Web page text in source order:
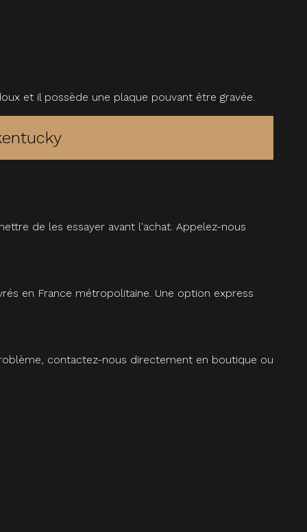
et il possède une plaque pouvant être gravée.
de les essayer avant l'achat. Appelez-nous
en France métropolitaine. Une option express
contactez-nous directement en boutique ou